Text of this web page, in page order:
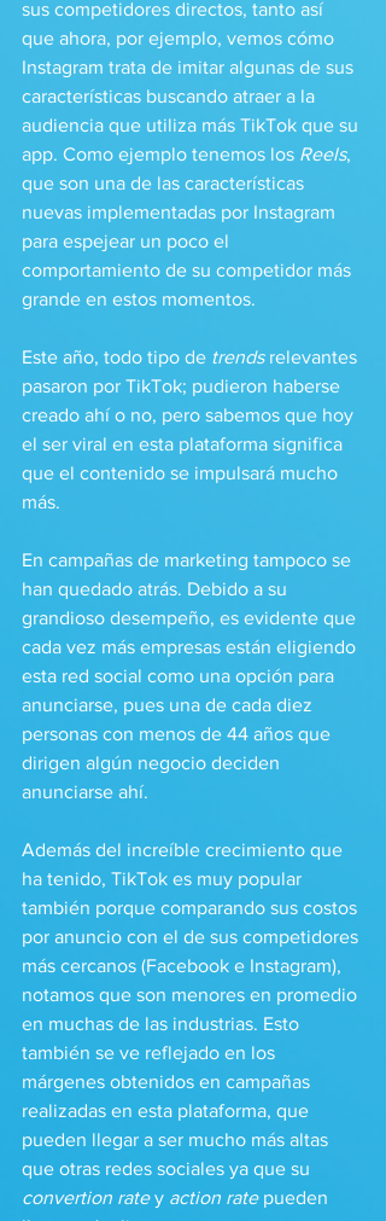
sus competidores directos, tanto así
que ahora, por ejemplo, vemos cómo
Instagram trata de imitar algunas de sus
características buscando atraer a la
audiencia que utiliza más TikTok que su
app. Como ejemplo tenemos los Reels,
que son una de las características
nuevas implementadas por Instagram
para espejear un poco el
comportamiento de su competidor más
grande en estos momentos.
Este año, todo tipo de trends relevantes
pasaron por TikTok; pudieron haberse
creado ahí o no, pero sabemos que hoy
el ser viral en esta plataforma significa
que el contenido se impulsará mucho
más.
En campañas de marketing tampoco se
han quedado atrás. Debido a su
grandioso desempeño, es evidente que
cada vez más empresas están eligiendo
esta red social como una opción para
anunciarse, pues una de cada diez
personas con menos de 44 años que
dirigen algún negocio deciden
anunciarse ahí.
Además del increíble crecimiento que
ha tenido, TikTok es muy popular
también porque comparando sus costos
por anuncio con el de sus competidores
más cercanos (Facebook e Instagram),
notamos que son menores en promedio
en muchas de las industrias. Esto
también se ve reflejado en los
márgenes obtenidos en campañas
realizadas en esta plataforma, que
pueden llegar a ser mucho más altas
que otras redes sociales ya que su
convertion rate y action rate pueden